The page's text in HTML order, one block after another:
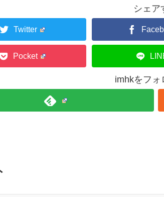
シェア
Twitter
Pocket
imhkをフォ